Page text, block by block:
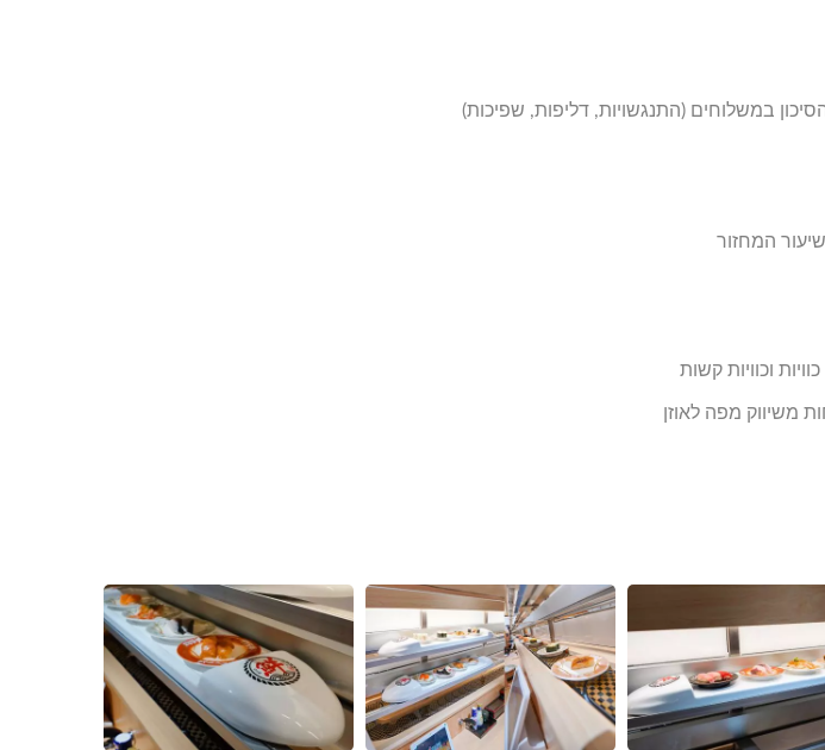
במשלוחים (התנגשויות, דליפות, שפיכות)
המחזור
וכוויות קשות
משיווק מפה לאוזן